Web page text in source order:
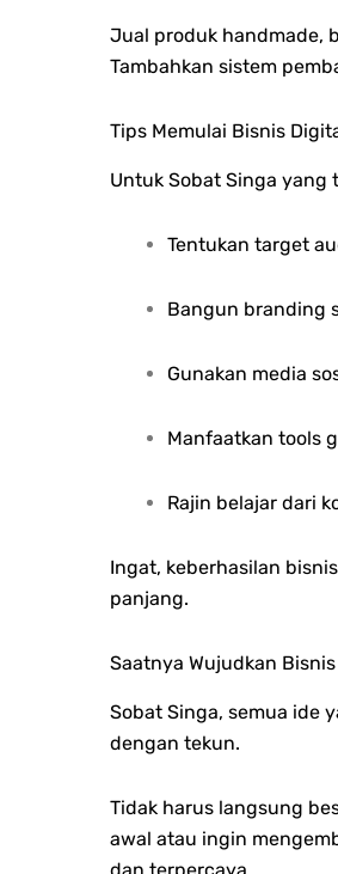
Jual produk handmade,
Tambahkan sistem
Tips Memulai Bisnis
Untuk Sobat Singa
Tentukan target
Bangun branding
Gunakan media
Manfaatkan tools
Rajin belajar dari
Ingat, keberhasilan
panjang.
Saatnya Wujudkan
Sobat Singa, semua ide
dengan tekun.
Tidak harus langsung
awal atau ingin